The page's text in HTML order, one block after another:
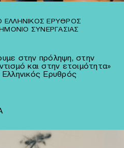
ΕΡΥΘΡΌΣ
ΣΥΝΕΡΓΑΣΊΑΣ
στην πρόληψη, στην
και στην ετοιμότητα»
Ερυθρός